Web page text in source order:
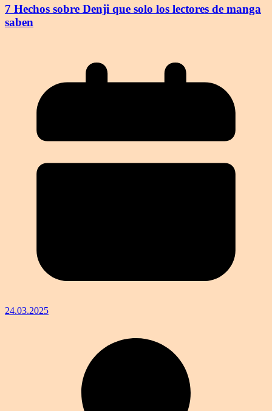
7 Hechos sobre Denji que solo los lectores de manga
saben
24.03.2025